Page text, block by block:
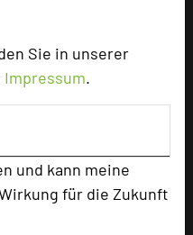
Sie in unserer
Impressum.
und kann meine
für die Zukunft
40